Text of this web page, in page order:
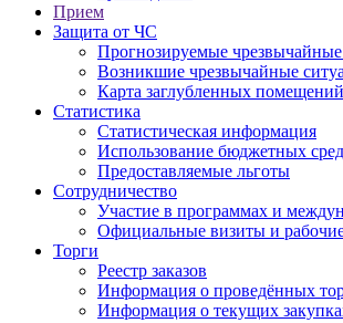
Прием
Защита от ЧС
Прогнозируемые
Возникшие чрезвычайные
Карта заглубленных
Статистика
Статистическая информация
Использование бюджетных
Предоставляемые льготы
Сотрудничество
Участие в программах и
Официальные визиты и
Торги
Реестр заказов
Информация о проведённых
Информация о текущих